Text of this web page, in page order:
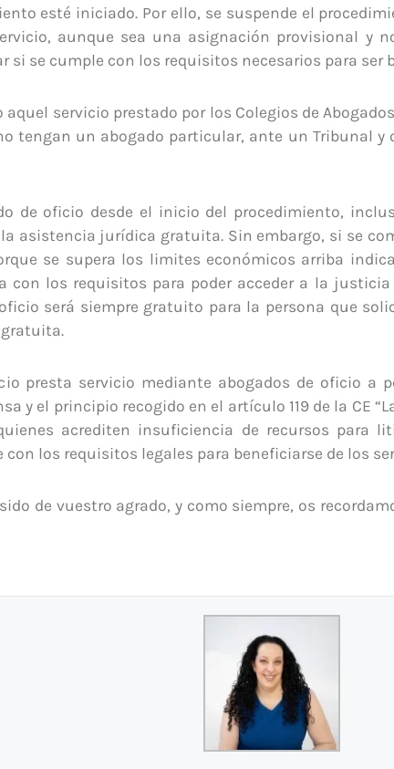
esté iniciado. Por ello, se suspende el
aunque sea una asignación provisional y
si se cumple con los requisitos necesarios para
aquel servicio prestado por los Colegios de
tengan un abogado particular, ante un Tribunal
de oficio desde el inicio del procedimiento,
asistencia jurídica gratuita. Sin embargo, si se
se supera los limites económicos arriba
con los requisitos para poder acceder a la
será siempre gratuito para la persona que
presta servicio mediante abogados de oficio a
y el principio recogido en el artículo 119 de la CE
acrediten insuficiencia de recursos para
los requisitos legales para beneficiarse de los
de vuestro agrado, y como siempre, os